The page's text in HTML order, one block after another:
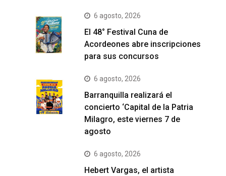
6 agosto, 2026
El 48° Festival Cuna de
Acordeones abre inscripciones
para sus concursos
6 agosto, 2026
Barranquilla realizará el
concierto ‘Capital de la Patria
Milagro, este viernes 7 de
agosto
6 agosto, 2026
Hebert Vargas, el artista